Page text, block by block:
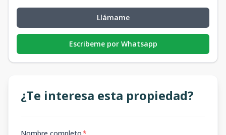
Llámame
Escribeme por Whatsapp
¿Te interesa esta propiedad?